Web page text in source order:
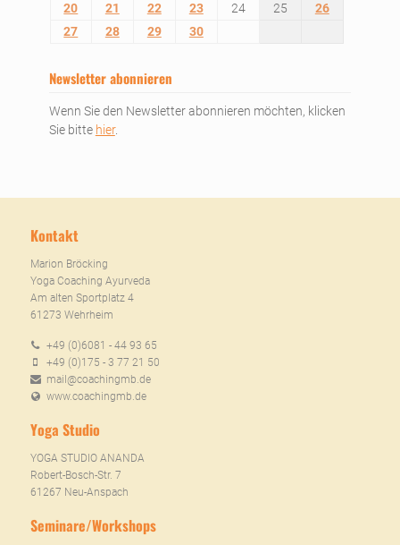
20
21 22 23 24 25
26
27
28 29 30
Newsletter abonnieren
Wenn Sie den Newsletter abonnieren möchten, klicken
Sie bitte hier.
Kontakt
Marion Bröcking
Yoga Coaching Ayurveda
Am alten Sportplatz 4
61273 Wehrheim
+49 (0)6081 - 44 93 65
+49 (0)175 - 3 77 21 50
mail@coachingmb.de
www.coachingmb.de
Yoga Studio
YOGA STUDIO ANANDA
Robert-Bosch-Str. 7
61267 Neu-Anspach
Seminare/Workshops